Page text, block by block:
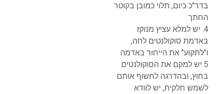
בדר"כ כיום, תלוי כמובן בקוטר
החתך
4. יש למלא עציץ מנוקז
באדמת סוקולנטים לחה,
ו"לתקוע" את הייחור באדמה
5 יש למקם את הסוקולנטים
בחוץ, ובהדרגה לחשוף אותם
לשמש חלקית, יש לוודא